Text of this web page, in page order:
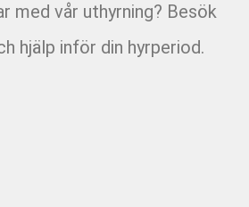
med vår uthyrning? Besök
hjälp inför din hyrperiod.